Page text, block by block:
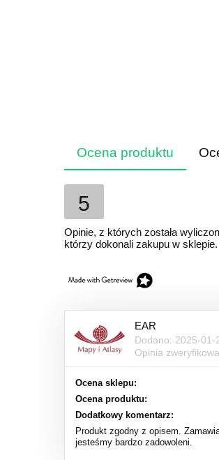
Ocena produktu
5
Opinie, z których została
którzy dokonali zakupu w sklepie.
EAR
Dodano: 2025-01-
Opinia
Ocena sklepu:
Ocena produktu:
Dodatkowy komentarz:
Produkt zgodny z opisem.
jesteśmy bardzo zadowoleni.